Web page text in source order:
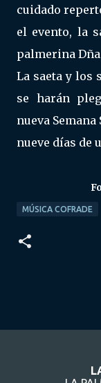
cuidado
el evento, la
palmerina
La saeta y los
se harán
nueva
nueve días de
MÚSICA COFRADE